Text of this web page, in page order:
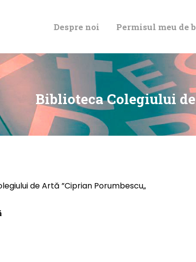
Despre noi Permisul meu de
Biblioteca Colegiului
DE
COLECȚII
de Artă ”Ciprian Porumbescu„